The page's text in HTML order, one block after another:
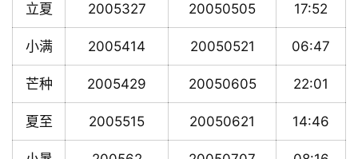
立夏 2005327 20050505 17:52
小满 2005414 20050521 06:47
芒种 2005429 20050605 22:01
夏至 2005515 20050621 14:46